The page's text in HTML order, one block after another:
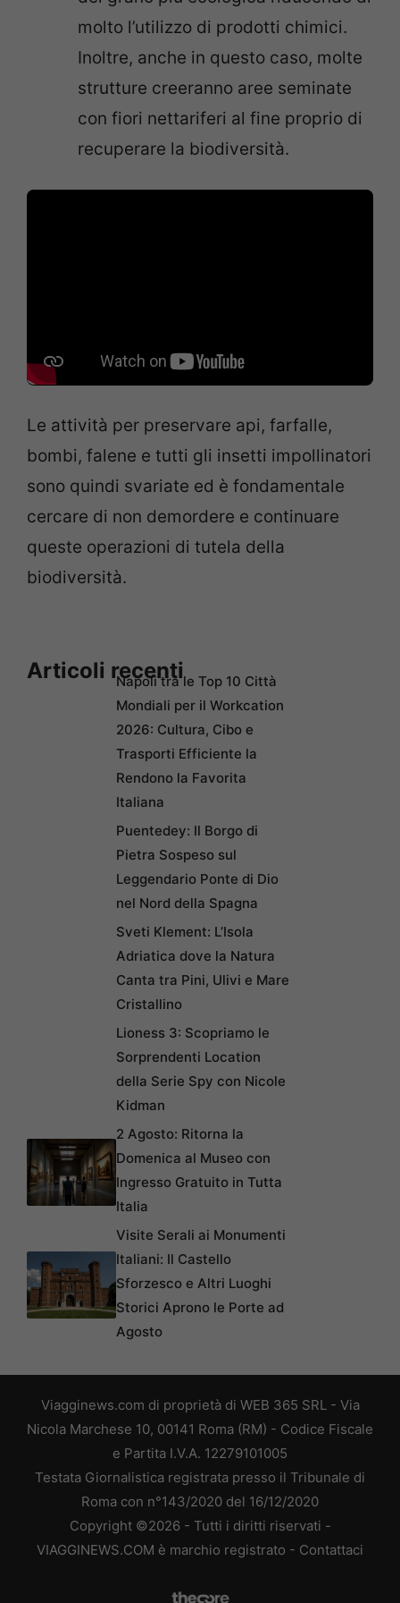
molto l’utilizzo di prodotti chimici.
Inoltre, anche in questo caso, molte
strutture creeranno aree seminate
con fiori nettariferi al fine proprio di
recuperare la biodiversità.
Le attività per preservare api, farfalle,
bombi, falene e tutti gli insetti impollinatori
sono quindi svariate ed è fondamentale
cercare di non demordere e continuare
queste operazioni di tutela della
biodiversità.
Articoli recentiNapoli tra le Top 10 Città
Mondiali per il Workcation
2026: Cultura, Cibo e
Trasporti Efficiente la
Rendono la Favorita
Italiana
Puentedey: Il Borgo di
Pietra Sospeso sul
Leggendario Ponte di Dio
nel Nord della Spagna
Sveti Klement: L’Isola
Adriatica dove la Natura
Canta tra Pini, Ulivi e Mare
Cristallino
Lioness 3: Scopriamo le
Sorprendenti Location
della Serie Spy con Nicole
Kidman
2 Agosto: Ritorna la
Domenica al Museo con
Ingresso Gratuito in Tutta
Italia
Visite Serali ai Monumenti
Italiani: Il Castello
Sforzesco e Altri Luoghi
Storici Aprono le Porte ad
Agosto
Viagginews.com di proprietà di WEB 365 SRL - Via
Nicola Marchese 10, 00141 Roma (RM) - Codice Fiscale
e Partita I.V.A. 12279101005
Testata Giornalistica registrata presso il Tribunale di
Roma con n°143/2020 del 16/12/2020
Copyright ©2026 - Tutti i diritti riservati -
VIAGGINEWS.COM è marchio registrato - Contattaci